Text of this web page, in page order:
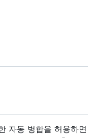
자동 병합을 허용하면